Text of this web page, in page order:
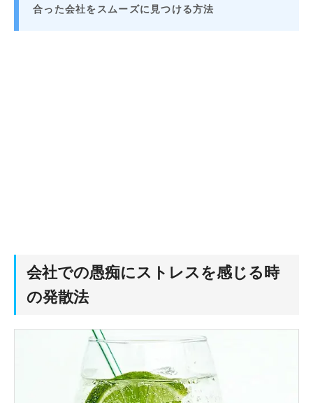
合った会社をスムーズに見つける方法
会社での愚痴にストレスを感じる時
の発散法